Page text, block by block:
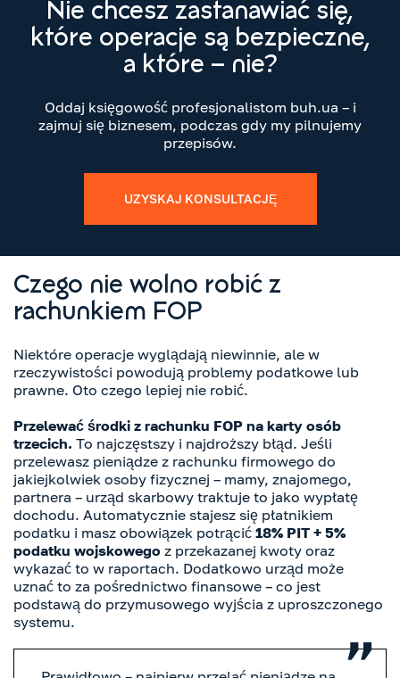
Nie chcesz zastanawiać się,
które operacje są bezpieczne,
a które – nie?
Oddaj księgowość profesjonalistom buh.ua – i
zajmuj się biznesem, podczas gdy my pilnujemy
przepisów.
UZYSKAJ KONSULTACJĘ
Czego nie wolno robić z
rachunkiem FOP
Niektóre operacje wyglądają niewinnie, ale w
rzeczywistości powodują problemy podatkowe lub
prawne. Oto czego lepiej nie robić.
Przelewać środki z rachunku FOP na karty osób
trzecich. To najczęstszy i najdroższy błąd. Jeśli
przelewasz pieniądze z rachunku firmowego do
jakiejkolwiek osoby fizycznej – mamy, znajomego,
partnera – urząd skarbowy traktuje to jako wypłatę
dochodu. Automatycznie stajesz się płatnikiem
podatku i masz obowiązek potrącić 18% PIT + 5%
podatku wojskowego z przekazanej kwoty oraz
wykazać to w raportach. Dodatkowo urząd może
uznać to za pośrednictwo finansowe – co jest
podstawą do przymusowego wyjścia z uproszczonego
systemu.